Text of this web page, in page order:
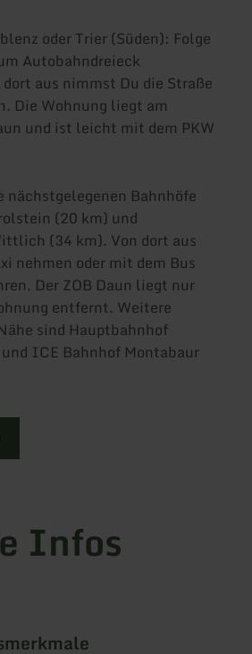
oder Trier (Süden): Folge
Autobahndreieck
aus nimmst Du die Straße
Die Wohnung liegt am
und ist leicht mit dem PKW
nächstgelegenen Bahnhöfe
(20 km) und
(34 km). Von dort aus
nehmen oder mit dem Bus
Der ZOB Daun liegt nur
entfernt. Weitere
sind Hauptbahnhof
ICE Bahnhof Montabaur
Infos